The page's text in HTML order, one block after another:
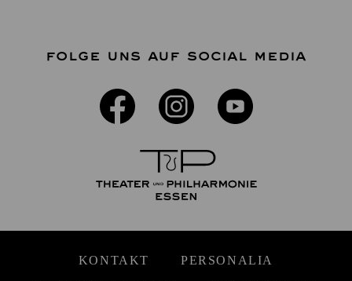
FOLGE UNS AUF SOCIAL MEDIA
KONTAKT PERSONALIA